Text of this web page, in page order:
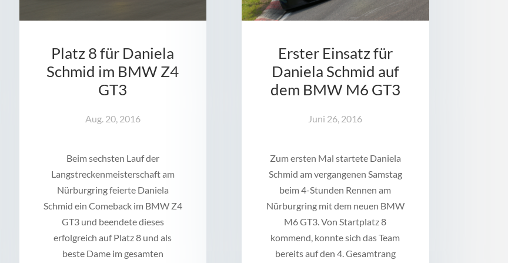
Platz 8 für Daniela
Schmid im BMW Z4
GT3
Aug. 20, 2016
Beim sechsten Lauf der
Langstreckenmeisterschaft am
Nürburgring feierte Daniela
Schmid ein Comeback im BMW Z4
GT3 und beendete dieses
erfolgreich auf Platz 8 und als
beste Dame im gesamten
Erster Einsatz für
Daniela Schmid auf
dem BMW M6 GT3
Juni 26, 2016
Zum ersten Mal startete Daniela
Schmid am vergangenen Samstag
beim 4-Stunden Rennen am
Nürburgring mit dem neuen BMW
M6 GT3. Von Startplatz 8
kommend, konnte sich das Team
bereits auf den 4. Gesamtrang